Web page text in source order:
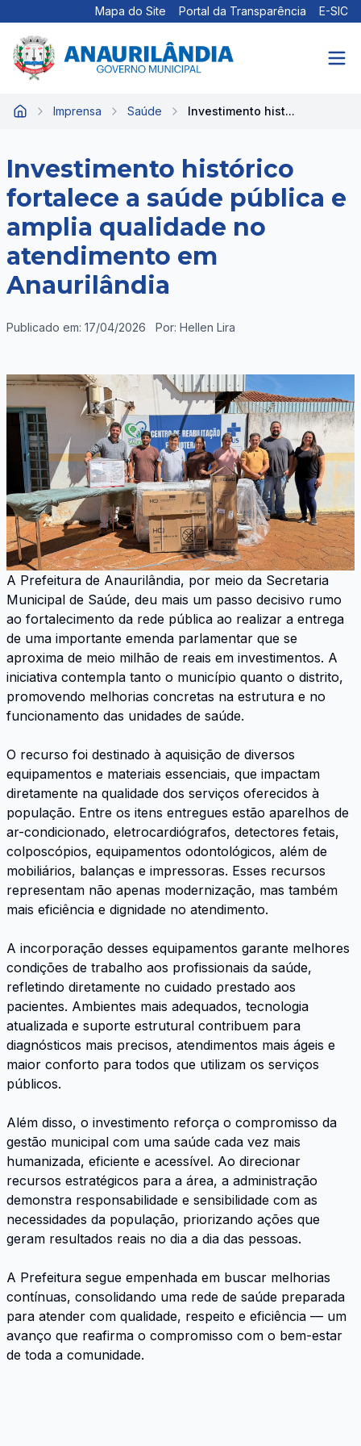
Mapa do Site Portal da Transparência E-SIC
Início Imprensa Saúde Investimento hist...
Investimento histórico
fortalece a saúde pública e
amplia qualidade no
atendimento em
Anaurilândia
Publicado em: 17/04/2026 Por: Hellen Lira
A Prefeitura de Anaurilândia, por meio da Secretaria
Municipal de Saúde, deu mais um passo decisivo rumo
ao fortalecimento da rede pública ao realizar a entrega
de uma importante emenda parlamentar que se
aproxima de meio milhão de reais em investimentos. A
iniciativa contempla tanto o município quanto o distrito,
promovendo melhorias concretas na estrutura e no
funcionamento das unidades de saúde.
O recurso foi destinado à aquisição de diversos
equipamentos e materiais essenciais, que impactam
diretamente na qualidade dos serviços oferecidos à
população. Entre os itens entregues estão aparelhos de
ar-condicionado, eletrocardiógrafos, detectores fetais,
colposcópios, equipamentos odontológicos, além de
mobiliários, balanças e impressoras. Esses recursos
representam não apenas modernização, mas também
mais eficiência e dignidade no atendimento.
A incorporação desses equipamentos garante melhores
condições de trabalho aos profissionais da saúde,
refletindo diretamente no cuidado prestado aos
pacientes. Ambientes mais adequados, tecnologia
atualizada e suporte estrutural contribuem para
diagnósticos mais precisos, atendimentos mais ágeis e
maior conforto para todos que utilizam os serviços
públicos.
Além disso, o investimento reforça o compromisso da
gestão municipal com uma saúde cada vez mais
humanizada, eficiente e acessível. Ao direcionar
recursos estratégicos para a área, a administração
demonstra responsabilidade e sensibilidade com as
necessidades da população, priorizando ações que
geram resultados reais no dia a dia das pessoas.
A Prefeitura segue empenhada em buscar melhorias
contínuas, consolidando uma rede de saúde preparada
para atender com qualidade, respeito e eficiência — um
avanço que reafirma o compromisso com o bem-estar
de toda a comunidade.